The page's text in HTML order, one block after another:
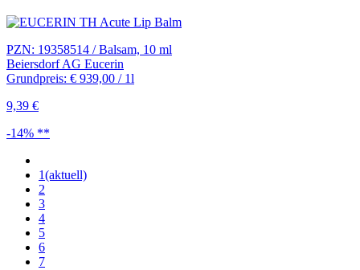
PZN: 19358514 / Balsam, 10 ml
Beiersdorf AG Eucerin
Grundpreis: € 939,00 / 1l
9,39 €
-14% **
1(aktuell)
2
3
4
5
6
7